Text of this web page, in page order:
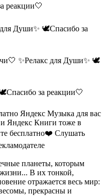
реакции🤍
Души✨ 🕊️Спасибо за
✨Релакс для Души✨ 🕊️
за реакции🤍
Яндекс Музыка для вас
Яндекс Книги тоже в
бесплатно❤️ Слушать
планеты, которым
жизни... В их тонкой,
отражается весь мир:
прекрасны и